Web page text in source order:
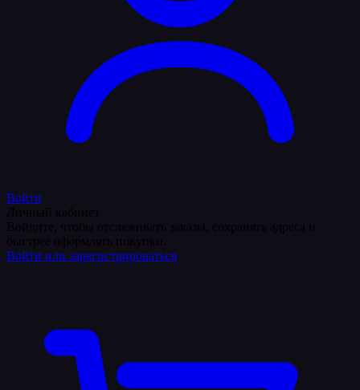
Войти
Войти или зарегистрироваться